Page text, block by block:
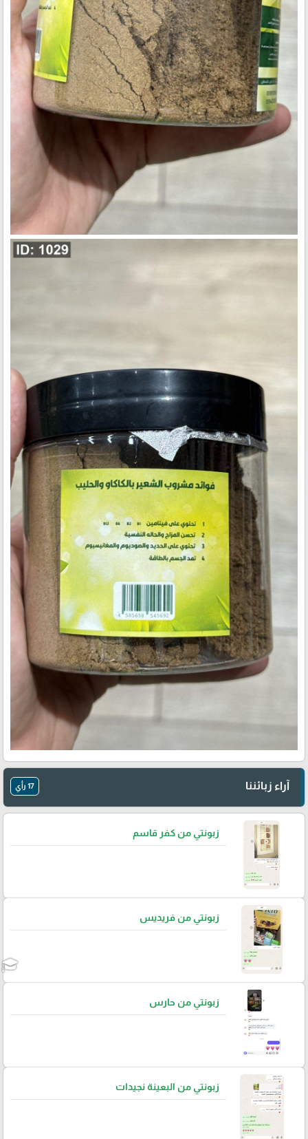
آراء زبائننا 17 رأي
زبونتي من كفر قاسم
زبونتي من فريديس
زبونتي من حارس
زبونتي من البعينة نجيدات